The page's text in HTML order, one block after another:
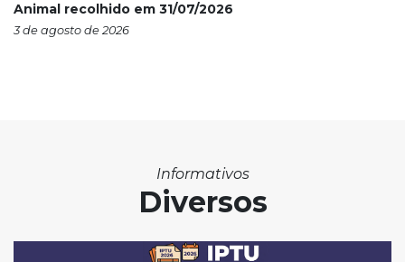
Animal recolhido em 31/07/2026
3 de agosto de 2026
Informativos
Diversos